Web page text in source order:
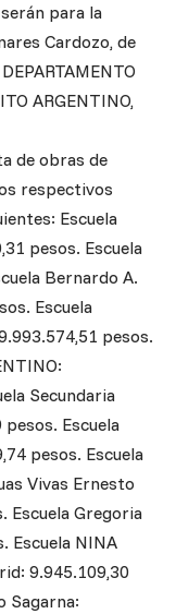
para la
Cardozo, de
ARGENTINO,
de obras de
respectivos
Escuela
pesos. Escuela
Bernardo A.
Escuela
pesos.
Secundaria
Escuela
pesos. Escuela
Vivas Ernesto
Escuela Gregoria
Escuela NINA
9.945.109,30
Sagarna: